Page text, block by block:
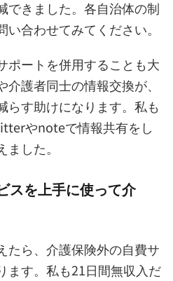
できました。各自治体の制
合わせてみてください。
ポートを併用することも大
護者同士の情報交換が、
らす助けになります。私も
やnoteで情報共有をし
した。
スを上手に使って介
たら、介護保険外の自費サ
ます。私も21日間無収入だ